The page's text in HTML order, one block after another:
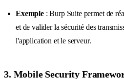
Exemple: Burp Suite permet de
et de valider la sécurité des
l'application et le serveur.
3. Mobile Security